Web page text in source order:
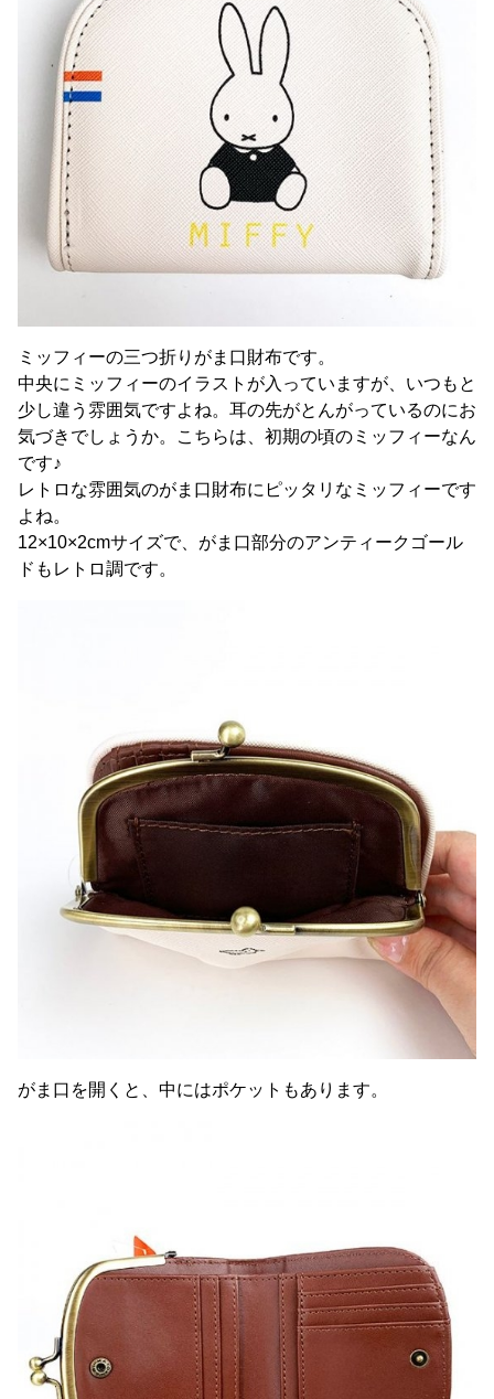
ミッフィーの三つ折りがま口財布です。
中央にミッフィーのイラストが入っていますが、いつもと
少し違う雰囲気ですよね。耳の先がとんがっているのにお
気づきでしょうか。こちらは、初期の頃のミッフィーなん
です♪
レトロな雰囲気のがま口財布にピッタリなミッフィーです
よね。
12×10×2cmサイズで、がま口部分のアンティークゴール
ドもレトロ調です。
がま口を開くと、中にはポケットもあります。